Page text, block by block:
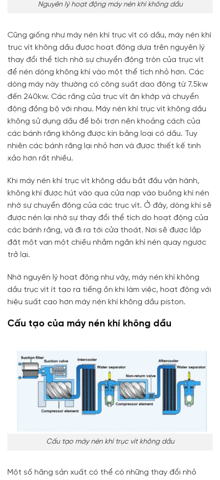
Nguyên lý hoạt động máy nén khí không dầu
Cũng giống như máy nén khí trục vít có dầu, máy nén khí
trục vít không dầu được hoạt động dựa trên nguyên lý
thay đổi thể tích nhờ sự chuyển động tròn của trục vít
để nén dòng không khí vào một thể tích nhỏ hơn. Các
dòng máy này thường có công suất dao động từ 7.5kw
đến 240kw. Các răng của trục vít ăn khớp và chuyển
động đồng bộ với nhau. Máy nén khí trục vít không dầu
không sử dụng dầu để bôi trơn nên khoảng cách của
các bánh răng không được kín bằng loại có dầu. Tuy
nhiên các bánh răng lại nhỏ hơn và được thiết kế tinh
xảo hơn rất nhiều.
Khi máy nén khí trục vít không dầu bắt đầu vận hành,
không khí được hút vào qua cửa nạp vào buồng khí nén
nhờ sự chuyển động của các trục vít. Ở đây, dòng khí sẽ
được nén lại nhờ sự thay đổi thể tích do hoạt động của
các bánh răng, và đi ra tới cửa thoát. Nơi sẽ được lắp
đặt một van một chiều nhằm ngăn khí nén quay ngược
trở lại.
Nhờ nguyên lý hoạt động như vậy, máy nén khí không
dầu trục vít ít tạo ra tiếng ồn khi làm việc, hoạt động với
hiệu suất cao hơn máy nén khí không dầu piston.
Cấu tạo của máy nén khí không dầu
Cấu tạo máy nén khí trục vít không dầu
Một số hãng sản xuất có thể có những thay đổi nhỏ